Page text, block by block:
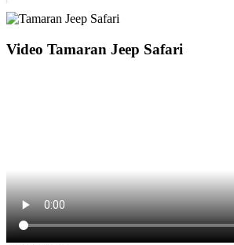
Video Tamaran Jeep Safari